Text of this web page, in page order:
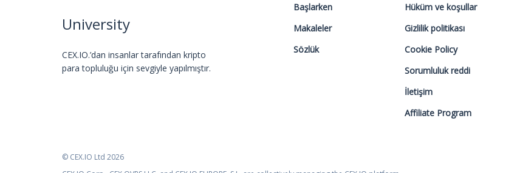
University
CEX.IO.’dan insanlar tarafından kripto
para topluluğu için sevgiyle yapılmıştır.
Başlarken
Makaleler
Sözlük
Hüküm ve koşullar
Gizlilik politikası
Cookie Policy
Sorumluluk reddi
İletişim
Affiliate Program
© CEX.IO Ltd 2026